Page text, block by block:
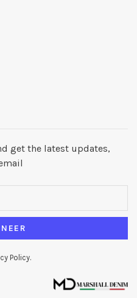
get the latest updates,
Policy.